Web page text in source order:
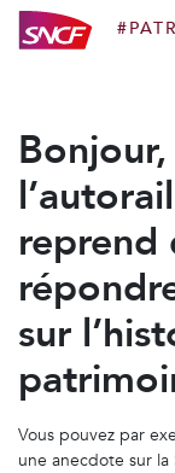
reprend
sur
Vous pouvez par
une anecdote sur